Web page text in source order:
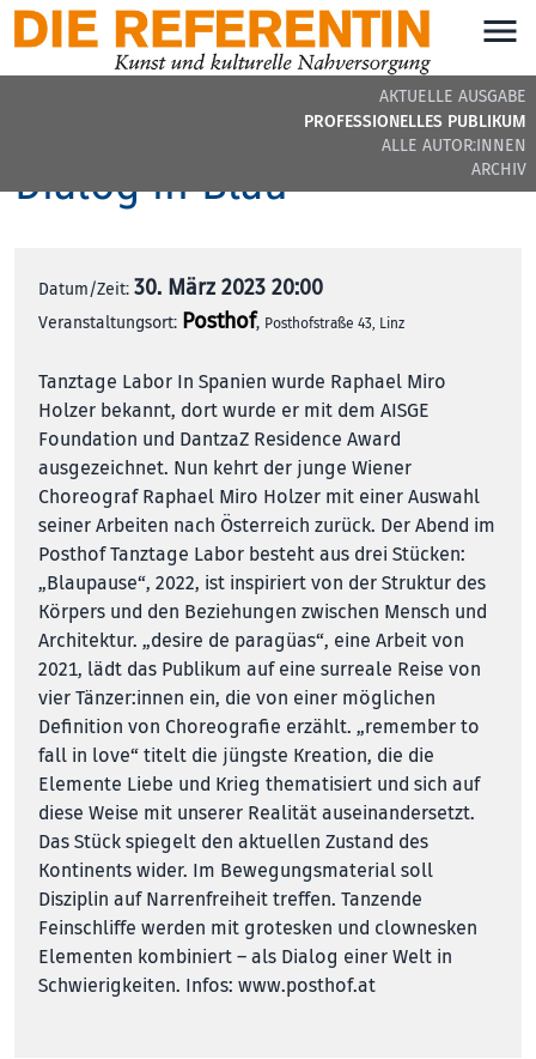
AKTUELLE AUSGABE
PROFESSIONELLES PUBLIKUM
ALLE AUTOR:INNEN
ARCHIV
Raphael Miro Holzer
Dialog in Blau
Datum/Zeit: 30. März 2023 20:00
Veranstaltungsort: Posthof, Posthofstraße 43, Linz
Tanztage Labor In Spanien wurde Raphael Miro
Holzer bekannt, dort wurde er mit dem AISGE
Foundation und DantzaZ Residence Award
ausgezeichnet. Nun kehrt der junge Wiener
Choreograf Raphael Miro Holzer mit einer Auswahl
seiner Arbeiten nach Österreich zurück. Der Abend im
Posthof Tanztage Labor besteht aus drei Stücken:
„Blaupause“, 2022, ist inspiriert von der Struktur des
Körpers und den Beziehungen zwischen Mensch und
Architektur. „desire de paragüas“, eine Arbeit von
2021, lädt das Publikum auf eine surreale Reise von
vier Tänzer:innen ein, die von einer möglichen
Definition von Choreografie erzählt. „remem­ber to
fall in love“ titelt die jüngste Kreation, die die
Elemente Liebe und Krieg thematisiert und sich auf
diese Weise mit unserer Realität auseinandersetzt.
Das Stück spiegelt den aktuellen Zustand des
Kontinents wider. Im Bewegungsmaterial soll
Disziplin auf Narrenfreiheit treffen. Tanzende
Feinschliffe werden mit grotesken und clownesken
Elementen kombiniert – als Dialog einer Welt in
Schwierigkeiten. Infos: www.posthof.at